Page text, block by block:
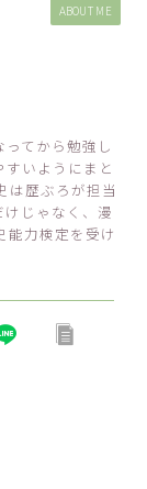
ABOUT ME
てから勉強し
いようにまと
は歴ぶろが担当
じゃなく、漫
能力検定を受け